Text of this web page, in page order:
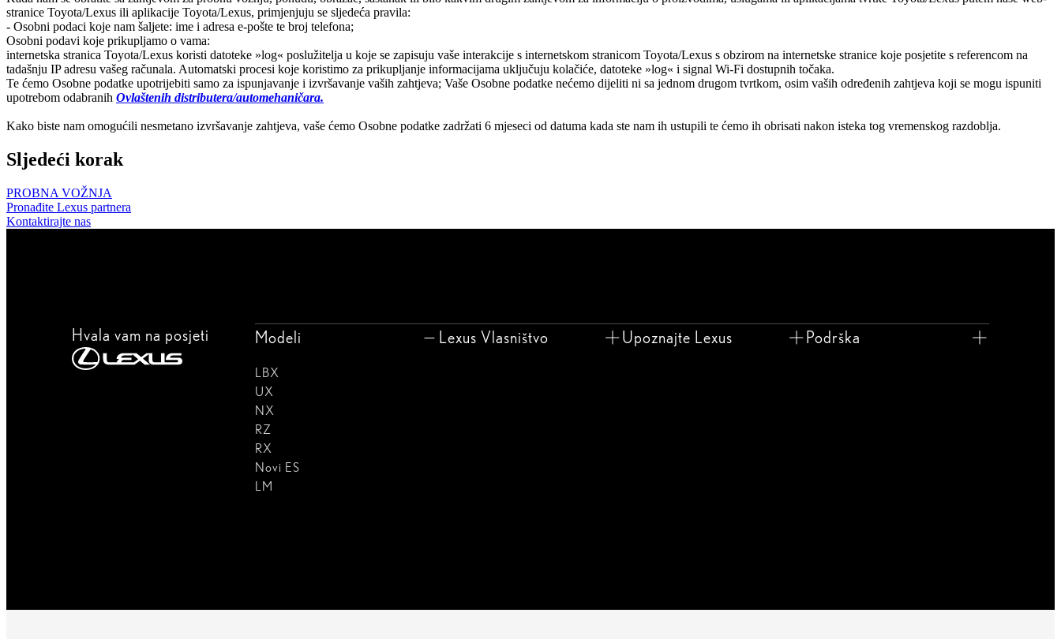
stranice Toyota/Lexus ili aplikacije Toyota/Lexus, primjenjuju se sljedeća pravila:
- Osobni podaci koje nam šaljete: ime i adresa e-pošte te broj telefona;
Osobni podavi koje prikupljamo o vama:
internetska stranica Toyota/Lexus koristi datoteke »log« poslužitelja u koje se zapisuju vaše interakcije s internetskom stranicom Toyota/Lexus s obzirom na internetske stranice koje posjetite s referencom na
tadašnju IP adresu vašeg računala. Automatski procesi koje koristimo za prikupljanje informacijama uključuju kolačiće, datoteke »log« i signal Wi-Fi dostupnih točaka.
Te ćemo Osobne podatke upotrijebiti samo za ispunjavanje i izvršavanje vaših zahtjeva; Vaše Osobne podatke nećemo dijeliti ni sa jednom drugom tvrtkom, osim vaših određenih zahtjeva koji se mogu ispuniti
upotrebom odabranih Ovlaštenih distributera/automehaničara.
Kako biste nam omogućili nesmetano izvršavanje zahtjeva, vaše ćemo Osobne podatke zadržati 6 mjeseci od datuma kada ste nam ih ustupili te ćemo ih obrisati nakon isteka tog vremenskog razdoblja.
Sljedeći korak
PROBNA VOŽNJA
Pronađite Lexus partnera
Kontaktirajte nas
Hvala vam na posjeti Modeli
LBX
UX
NX
RZ
RX
Novi ES
LM
Lexus Vlasništvo Upoznajte Lexus Podrška